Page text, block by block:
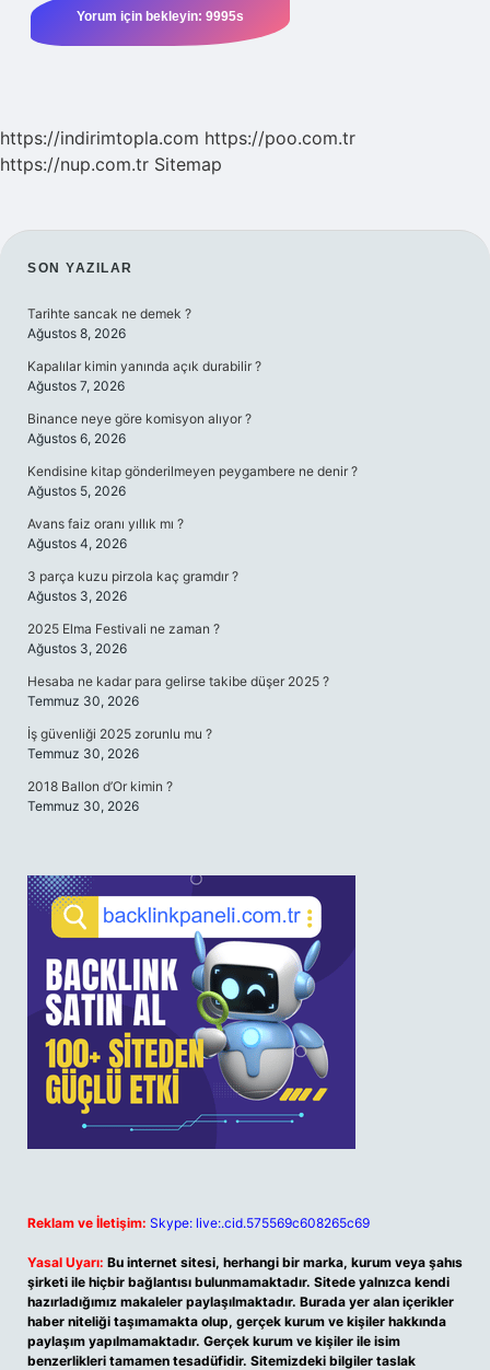
https://indirimtopla.com https://poo.com.tr
https://nup.com.tr Sitemap
SIDEBAR
SON YAZILAR
Tarihte sancak ne demek ?
Ağustos 8, 2026
Kapalılar kimin yanında açık durabilir ?
Ağustos 7, 2026
Binance neye göre komisyon alıyor ?
Ağustos 6, 2026
Kendisine kitap gönderilmeyen peygambere ne denir ?
Ağustos 5, 2026
Avans faiz oranı yıllık mı ?
Ağustos 4, 2026
3 parça kuzu pirzola kaç gramdır ?
Ağustos 3, 2026
2025 Elma Festivali ne zaman ?
Ağustos 3, 2026
Hesaba ne kadar para gelirse takibe düşer 2025 ?
Temmuz 30, 2026
İş güvenliği 2025 zorunlu mu ?
Temmuz 30, 2026
2018 Ballon d’Or kimin ?
Temmuz 30, 2026
Reklam ve İletişim: Skype: live:.cid.575569c608265c69
Yasal Uyarı: Bu internet sitesi, herhangi bir marka, kurum veya şahıs
şirketi ile hiçbir bağlantısı bulunmamaktadır. Sitede yalnızca kendi
hazırladığımız makaleler paylaşılmaktadır. Burada yer alan içerikler
haber niteliği taşımamakta olup, gerçek kurum ve kişiler hakkında
paylaşım yapılmamaktadır. Gerçek kurum ve kişiler ile isim
benzerlikleri tamamen tesadüfidir. Sitemizdeki bilgiler taslak